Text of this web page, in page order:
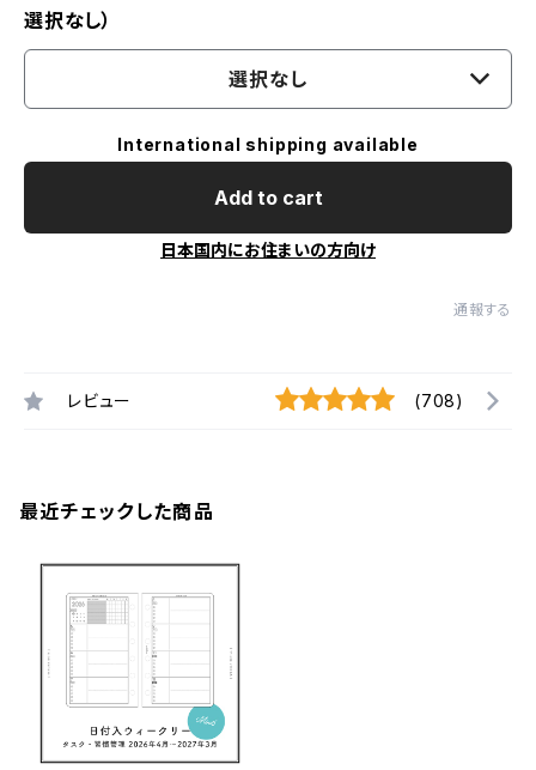
選択なし）
選択なし
International shipping available
Add to cart
日本国内にお住まいの方向け
通報する
レビュー (708)
最近チェックした商品